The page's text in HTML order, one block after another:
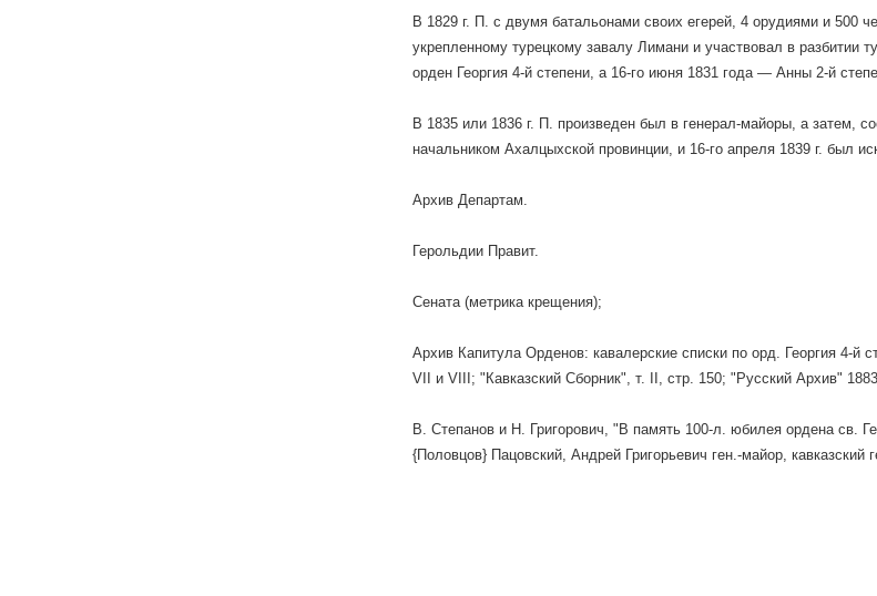
В 1829 г. П. с двумя батальонами своих егерей, 4 орудиями и 500
укрепленному турецкому завалу Лимани и участвовал в разбитии
орден Георгия 4-й степени, а 16-го июня 1831 года — Анны 2-й
В 1835 или 1836 г. П. произведен был в генерал-майоры, а затем,
начальником Ахалцыхской провинции, и 16-го апреля 1839 г. был
Архив Департам.
Герольдии Правит.
Сената (метрика крещения);
Архив Капитула Орденов: кавалерские списки по орд. Георгия 4-й
VII и VIII; "Кавказский Сборник", т. II, стр. 150; "Русский Архив"
В. Степанов и Н. Григорович, "В память 100-л. юбилея ордена св.
{Половцов} Пацовский, Андрей Григорьевич ген.-майор,